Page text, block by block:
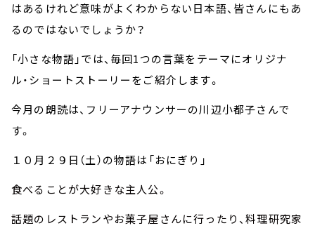
はあるけれど意味がよくわからない日本語、皆さんにもあ
るのではないでしょうか？
「小さな物語」では、毎回1つの言葉をテーマにオリジナ
ル・ショートストーリーをご紹介します。
今月の朗読は、フリーアナウンサーの川辺小都子さんで
す。
１０月２９日（土）の物語は「おにぎり」
食べることが大好きな主人公。
話題のレストランやお菓子屋さんに行ったり、料理研究家